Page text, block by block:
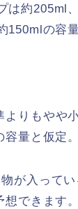
は約205ml
150mlの容
よりもやや
量と仮定。
が入って
できます。